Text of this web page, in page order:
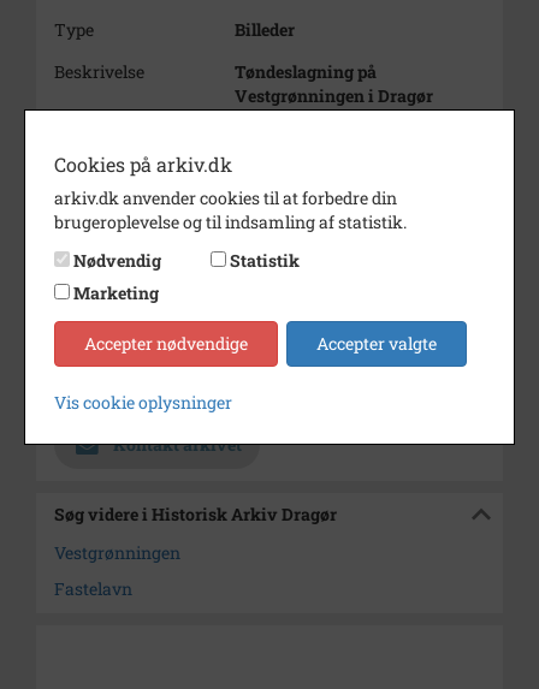
Type
Billeder
Beskrivelse
Tøndeslagning på
Vestgrønningen i Dragør
Dateringsnote
Fotograf
Ukendt
Se på kort
Type
Enhed
Dragør Sogn (1954-2050)
Arkiv
Kontakt arkivet
Søg videre i Historisk Arkiv Dragør
Vestgrønningen
Fastelavn
Cookies på arkiv.dk
arkiv.dk anvender cookies til at forbedre din
brugeroplevelse og til indsamling af statistik.
Nødvendig
Statistik
Marketing
Accepter nødvendige Accepter valgte
Vis cookie oplysninger